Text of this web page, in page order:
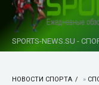
SPORTS-NEWS.SU -
НОВОСТИ СПОРТА »